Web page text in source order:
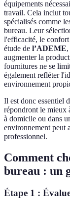
équipements
travail. Cela inclut
spécialisés comme
bureau. Leur
l'efficacité, le
étude de l’ADEME
augmenter la
fournitures ne se
également refléter
environnement
Il est donc essentiel
répondront le mieux
à domicile ou dans
environnement peut
professionnel.
Comment
bureau : un
Étape 1 :